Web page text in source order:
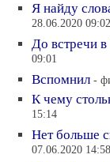
Я найду
28.06.2020 09:02
До встречи
09:01
Вспомнил -
К чему
15:14
Нет больше
07.06.2020 14:58